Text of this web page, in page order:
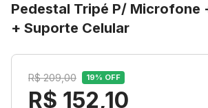
Pedestal Tripé P/ Microfone
+ Suporte Celular
19% OFF
R$ 209,00
R$ 152,10